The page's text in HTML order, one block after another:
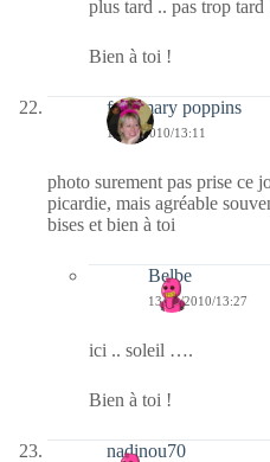
plus tard .. pas trop tard
Bien à toi !
fabymary poppins
13/11/2010/13:11
photo surement pas prise ce
picardie, mais agréable
bises et bien à toi
Belbe
13/11/2010/13:27
ici .. soleil ….
Bien à toi !
nadinou70